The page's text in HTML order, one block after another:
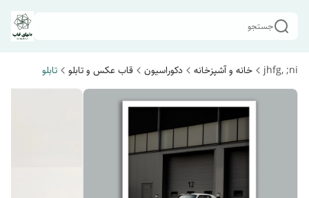
جستجو
jhfg, ;ni خانه و آشپزخانه دکوراسیون قاب عکس و تابلو تابلو